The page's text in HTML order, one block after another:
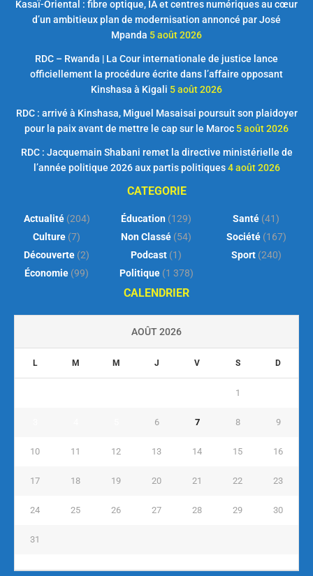
Kasaï-Oriental : fibre optique, IA et centres numériques au cœur
d’un ambitieux plan de modernisation annoncé par José
Mpanda 5 août 2026
RDC – Rwanda | La Cour internationale de justice lance
officiellement la procédure écrite dans l’affaire opposant
Kinshasa à Kigali 5 août 2026
RDC : arrivé à Kinshasa, Miguel Masaisai poursuit son plaidoyer
pour la paix avant de mettre le cap sur le Maroc 5 août 2026
RDC : Jacquemain Shabani remet la directive ministérielle de
l’année politique 2026 aux partis politiques 4 août 2026
CATEGORIE
Actualité(204)
Culture (7)
Découverte (2)
Économie (99)
Éducation (129)
Non Classé (54)
Podcast (1)
Politique(1 378)
Santé (41)
Société(167)
Sport(240)
CALENDRIER
AOÛT 2026
L M M J V S D
1
6 7 8 9
10 11 12 13 14 15 16
17 18 19 20 21 22 23
24 25 26 27 28 29 30
31